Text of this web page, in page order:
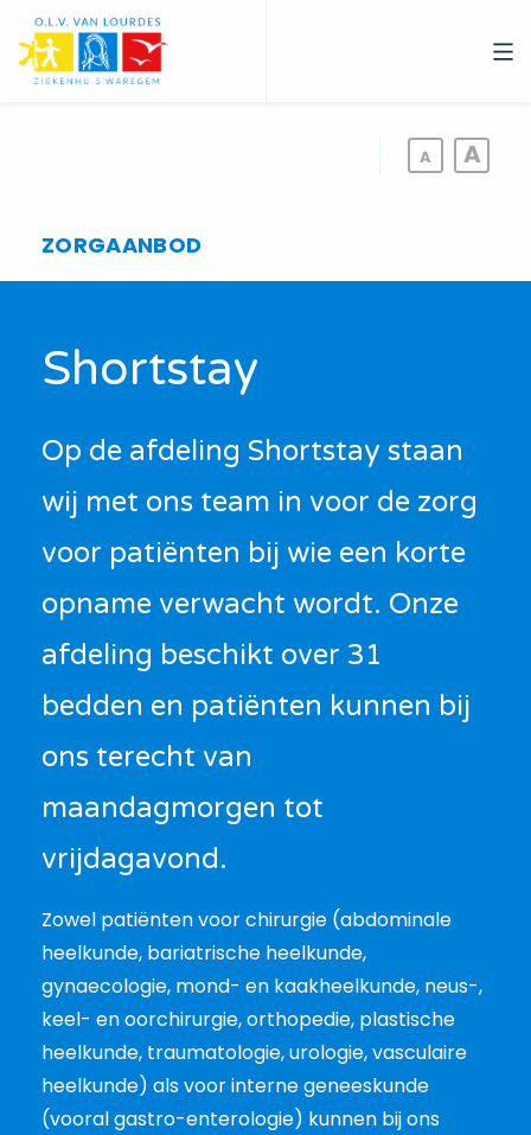
Overslaan
en
naar
ZORGAANBOD
Shortstay
Op de afdeling Shortstay staan
wij met ons team in voor de zorg
voor patiënten bij wie een korte
opname verwacht wordt. Onze
afdeling beschikt over 31
bedden en patiënten kunnen bij
ons terecht van
maandagmorgen tot
vrijdagavond.
Zowel patiënten voor chirurgie (abdominale
heelkunde, bariatrische heelkunde,
gynaecologie, mond- en kaakheelkunde, neus-,
keel- en oorchirurgie, orthopedie, plastische
heelkunde, traumatologie, urologie, vasculaire
heelkunde) als voor interne geneeskunde
(vooral gastro-enterologie) kunnen bij ons